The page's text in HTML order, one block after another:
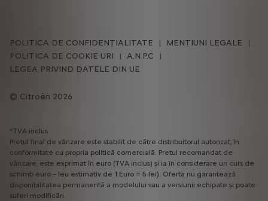
Citroën 2026
POLITICA DE CONFIDENȚIALITATE
MENȚIUNI LEGALE
POLITICA DE COOKIE-URI
A.N.P.C
LEGEA PRIVIND DATELE DIN UE
*TVA inclus
Pretul final de vânzare este stabilit de către distribuitorul autorizat, în
conformitate cu propria politică comercială. Pretul recomandat de
vânzare, este exprimat în euro (TVA inclus) și ia în considerare un curs de
schimb euro – leu estimativ de 1 Euro = 5 lei). Oferta nu garantează
disponibilitatea permanentă a modelului sau a versiunii echipate și poate
suferi modificări.